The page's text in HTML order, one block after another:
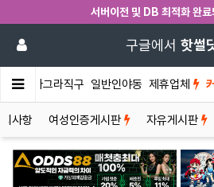
서버이전 및 DB 최적화 완
구글에서 핫썰
비아그라직구 일반인야동 제휴업체
사항 여성인증게시판 자유게시판